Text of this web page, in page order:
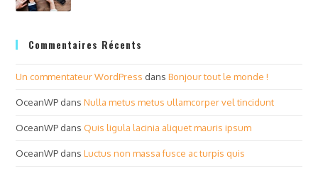
Commentaires Récents
Un commentateur WordPress dansBonjour tout le monde !
OceanWP dansNulla metus metus ullamcorper vel tincidunt
OceanWP dansQuis ligula lacinia aliquet mauris ipsum
OceanWP dansLuctus non massa fusce ac turpis quis